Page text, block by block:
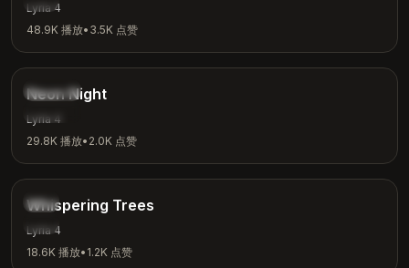
Lyria 4
48.9K 播放• 3.5K 点赞
合成波
Neon Night
Lyria 4
29.8K 播放• 2.0K 点赞
自然
Whispering Trees
Lyria 4
18.6K 播放• 1.2K 点赞